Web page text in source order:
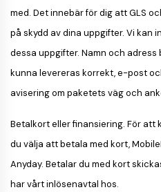
med. Det innebär för dig att GLS
på skydd av dina uppgifter. Vi kan
dessa uppgifter. Namn och
kunna levereras korrekt, e-post
avisering om paketets väg och
Betalkort eller finansiering. För att
du välja att betala med kort,
Anyday. Betalar du med kort
har vårt inlösenavtal hos.